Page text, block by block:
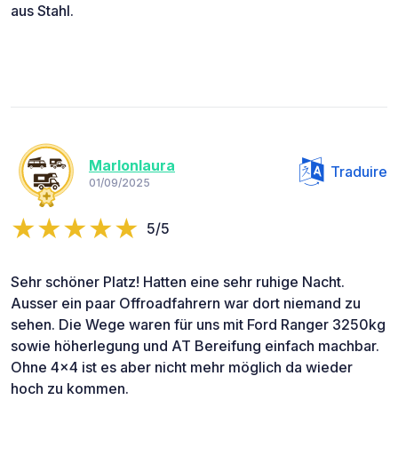
aus Stahl.
Marlonlaura
01/09/2025
Traduire
5/5
Sehr schöner Platz! Hatten eine sehr ruhige Nacht.
Ausser ein paar Offroadfahrern war dort niemand zu
sehen. Die Wege waren für uns mit Ford Ranger 3250kg
sowie höherlegung und AT Bereifung einfach machbar.
Ohne 4x4 ist es aber nicht mehr möglich da wieder
hoch zu kommen.